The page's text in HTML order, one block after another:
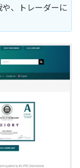
、トレーダーに